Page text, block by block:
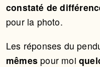
constaté de
pour la photo.
Les réponses du
mêmes pour moi